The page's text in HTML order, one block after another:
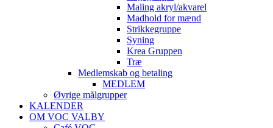
Maling akryl/akvarel
Madhold for mænd
Strikkegruppe
Syning
Krea Gruppen
Træ
Medlemskab og betaling
MEDLEM
Øvrige målgrupper
KALENDER
OM VOC VALBY